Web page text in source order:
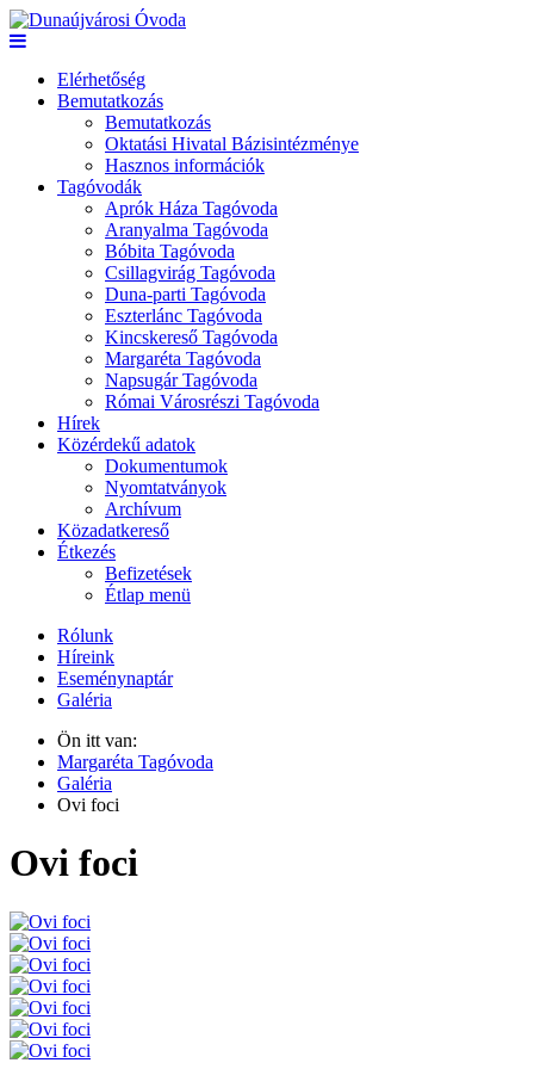
Elérhetőség
Bemutatkozás
Bemutatkozás
Oktatási Hivatal Bázisintézménye
Hasznos információk
Tagóvodák
Aprók Háza Tagóvoda
Aranyalma Tagóvoda
Bóbita Tagóvoda
Csillagvirág Tagóvoda
Duna-parti Tagóvoda
Eszterlánc Tagóvoda
Kincskereső Tagóvoda
Margaréta Tagóvoda
Napsugár Tagóvoda
Római Városrészi Tagóvoda
Hírek
Közérdekű adatok
Dokumentumok
Nyomtatványok
Archívum
Közadatkereső
Étkezés
Befizetések
Étlap menü
Rólunk
Híreink
Eseménynaptár
Galéria
Ön itt van:
Margaréta Tagóvoda
Galéria
Ovi foci
Ovi foci